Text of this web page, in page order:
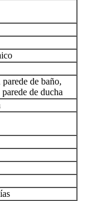
de baño,
de ducha